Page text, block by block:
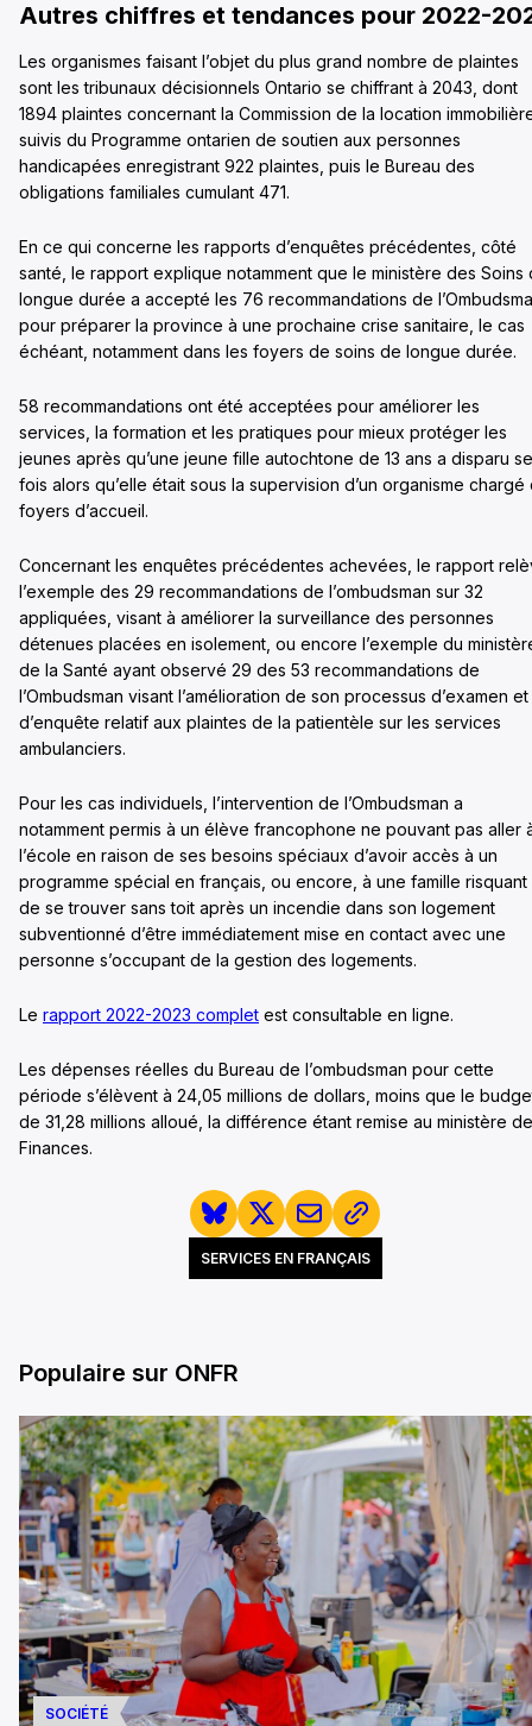
Autres chiffres et tendances pour 2022-
Les organismes faisant l’objet du plus grand nombre de plaintes
sont les tribunaux décisionnels Ontario se chiffrant à 2043, dont
1894 plaintes concernant la Commission de la location
suivis du Programme ontarien de soutien aux personnes
handicapées enregistrant 922 plaintes, puis le Bureau des
obligations familiales cumulant 471.
En ce qui concerne les rapports d’enquêtes précédentes, côté
santé, le rapport explique notamment que le ministère des Soins
longue durée a accepté les 76 recommandations de
pour préparer la province à une prochaine crise sanitaire, le cas
échéant, notamment dans les foyers de soins de longue durée.
58 recommandations ont été acceptées pour améliorer les
services, la formation et les pratiques pour mieux protéger les
jeunes après qu’une jeune fille autochtone de 13 ans a disparu
fois alors qu’elle était sous la supervision d’un organisme chargé
foyers d’accueil.
Concernant les enquêtes précédentes achevées, le rapport
l’exemple des 29 recommandations de l’ombudsman sur 32
appliquées, visant à améliorer la surveillance des personnes
détenues placées en isolement, ou encore l’exemple du
de la Santé ayant observé 29 des 53 recommandations de
l’Ombudsman visant l’amélioration de son processus d’examen et
d’enquête relatif aux plaintes de la patientèle sur les services
ambulanciers.
Pour les cas individuels, l’intervention de l’Ombudsman a
notamment permis à un élève francophone ne pouvant pas aller
l’école en raison de ses besoins spéciaux d’avoir accès à un
programme spécial en français, ou encore, à une famille risquant
de se trouver sans toit après un incendie dans son logement
subventionné d’être immédiatement mise en contact avec une
personne s’occupant de la gestion des logements.
Le rapport 2022-2023 complet est consultable en ligne.
Les dépenses réelles du Bureau de l’ombudsman pour cette
période s’élèvent à 24,05 millions de dollars, moins que le
de 31,28 millions alloué, la différence étant remise au ministère
Finances.
SERVICES EN FRANÇAIS
Populaire sur ONFR
SOCIÉTÉ